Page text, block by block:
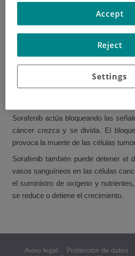
/
Terapias dirigidas
Las terapias dirigidas distinguen las
Sorafenib es un inhibidor multi-
proteínas que regulan la forma en
Sorafenib actúa bloqueando las
cáncer crezca y se divida. El
provoca la muerte de las células
Sorafenib también puede detener el
vasos sanguíneos en las células
el suministro de oxígeno y
se reduce o detiene el crecimiento.
Aviso legal Protección de datos
Settings
Reject
Accept